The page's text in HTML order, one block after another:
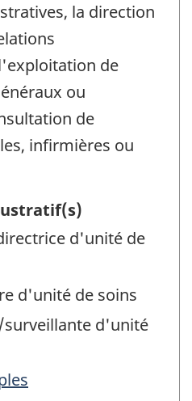
la direction
de
ou
de
infirmières ou
d'unité de
d'unité de soins
d'unité